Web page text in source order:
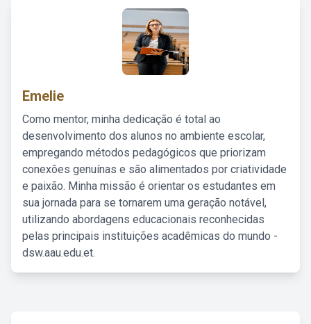
Emelie
Como mentor, minha dedicação é total ao
desenvolvimento dos alunos no ambiente escolar,
empregando métodos pedagógicos que priorizam
conexões genuínas e são alimentados por criatividade
e paixão. Minha missão é orientar os estudantes em
sua jornada para se tornarem uma geração notável,
utilizando abordagens educacionais reconhecidas
pelas principais instituições acadêmicas do mundo -
dsw.aau.edu.et.